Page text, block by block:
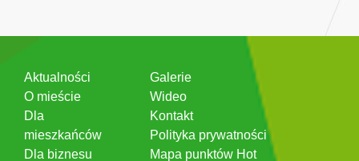
Aktualności
O mieście
Dla
mieszkańców
Dla biznesu
Galerie
Wideo
Kontakt
Polityka prywatności
Mapa punktów Hot